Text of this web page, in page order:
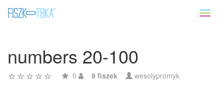
numbers 20-100
0 9 fiszek wesolypromyk